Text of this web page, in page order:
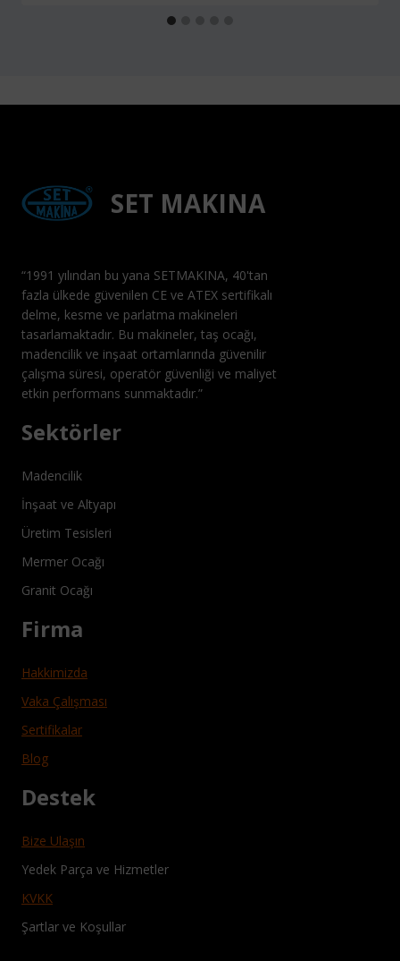
SET MAKINA
“1991 yılından bu yana SETMAKINA, 40'tan
fazla ülkede güvenilen CE ve ATEX sertifikalı
delme, kesme ve parlatma makineleri
tasarlamaktadır. Bu makineler, taş ocağı,
madencilik ve inşaat ortamlarında güvenilir
çalışma süresi, operatör güvenliği ve maliyet
etkin performans sunmaktadır.”
Sektörler
Madencilik
İnşaat ve Altyapı
Üretim Tesisleri
Mermer Ocağı
Granit Ocağı
Firma
Hakkimizda
Vaka Çalışması
Sertifikalar
Blog
Destek
Bize Ulaşın
Yedek Parça ve Hizmetler
KVKK
Şartlar ve Koşullar